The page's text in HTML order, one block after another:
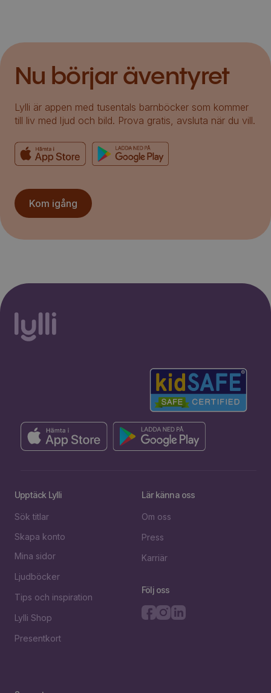
Nu börjar äventyret
Lylli är appen med tusentals barnböcker som kommer
till liv med ljud och bild. Prova gratis, avsluta när du vill.
Kom igång
Upptäck Lylli
Sök titlar
Skapa konto
Mina sidor
Ljudböcker
Tips och inspiration
Lylli Shop
Presentkort
Lär känna oss
Om oss
Press
Karriär
Följ oss